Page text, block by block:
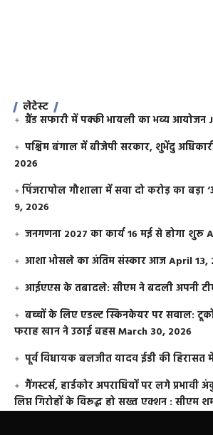
लेटेस्ट
ग्रैंड सफारी में पक्की भायली का भव्य आयोजन
पश्चिम बंगाल में बीजेपी सरकार, शुभेंदु
2026
​पिंजरापोल गौशाला में सवा दो करोड़ का बड़ा
9, 2026
जनगणना 2027 का कार्य 16 मई से होगा शुरू
आशा भोसले का अंतिम संस्कार आजApril 13,
आईएएस के तबादले: सीएम ने बदली अपनी
बच्चों के लिए एडल्ट स्किनकेयर पर सवाल:
फराह खान ने उठाई बहसMarch 30, 2026
पूर्व विधायक बलजीत यादव ईडी की हिरासत
गैंगस्टर्स, हार्डकोर अपराधियों पर लगे
लिप्त गिरोहों के विरूद्ध हो सख्त एक्शन : सीएम